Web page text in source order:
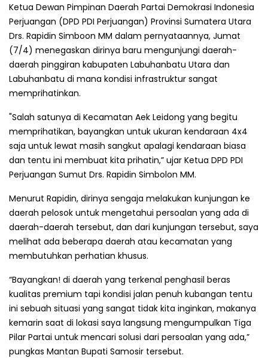
Ketua Dewan Pimpinan Daerah Partai Demokrasi Indonesia
Perjuangan (DPD PDI Perjuangan) Provinsi Sumatera Utara
Drs. Rapidin Simboon MM dalam pernyataannya, Jumat
(7/4) menegaskan dirinya baru mengunjungi daerah-
daerah pinggiran kabupaten Labuhanbatu Utara dan
Labuhanbatu di mana kondisi infrastruktur sangat
memprihatinkan.
"Salah satunya di Kecamatan Aek Leidong yang begitu
memprihatikan, bayangkan untuk ukuran kendaraan 4x4
saja untuk lewat masih sangkut apalagi kendaraan biasa
dan tentu ini membuat kita prihatin,” ujar Ketua DPD PDI
Perjuangan Sumut Drs. Rapidin Simbolon MM.
Menurut Rapidin, dirinya sengaja melakukan kunjungan ke
daerah pelosok untuk mengetahui persoalan yang ada di
daerah-daerah tersebut, dan dari kunjungan tersebut, saya
melihat ada beberapa daerah atau kecamatan yang
membutuhkan perhatian khusus.
“Bayangkan! di daerah yang terkenal penghasil beras
kualitas premium tapi kondisi jalan penuh kubangan tentu
ini sebuah situasi yang sangat tidak kita inginkan, makanya
kemarin saat di lokasi saya langsung mengumpulkan Tiga
Pilar Partai untuk mencari solusi dari persoalan yang ada,”
pungkas Mantan Bupati Samosir tersebut.